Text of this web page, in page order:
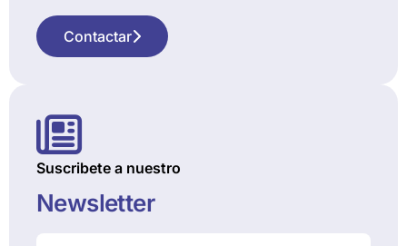
Contactar
Suscribete a nuestro
Newsletter